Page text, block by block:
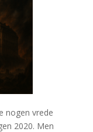
nogen vrede
2020. Men